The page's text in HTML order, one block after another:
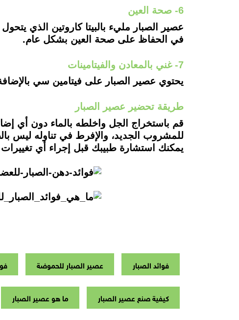
6- صحة العين
عصير الصبار مليء بالبيتا كاروتين الذي
في الحفاظ على صحة العين بشكل عام.
7- غني بالمعادن والفيتامينات
يحتوي عصير الصبار على فيتامين سي
طريقة تحضير عصير الصبار
قم باستخراج الجل واخلطه بالماء دون أي
للمشروب الجديد، والإفرط في تناوله ليس
يمكنك استشارة طبيبك قبل إجراء أي
فوائد الصبار عصير الصبار للحموضة
كيفية صنع عصير الصبار ما هو عصير الصبار